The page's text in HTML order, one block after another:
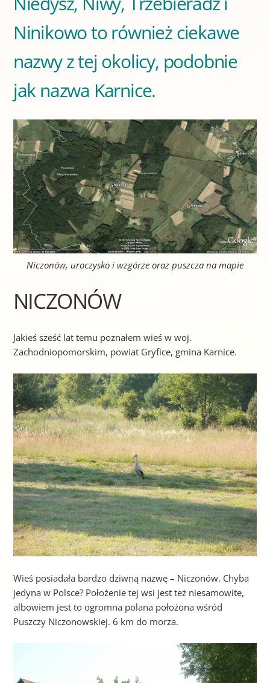
Ninikowo to również ciekawe
nazwy z tej okolicy, podobnie
jak nazwa Karnice.
Niczonów, uroczysko i wzgórze oraz puszcza na mapie
NICZONÓW
Jakieś sześć lat temu poznałem wieś w woj.
Zachodniopomorskim, powiat Gryfice, gmina Karnice.
Wieś posiadała bardzo dziwną nazwę – Niczonów. Chyba
jedyna w Polsce? Położenie tej wsi jest też niesamowite,
albowiem jest to ogromna polana położona wśród
Puszczy Niczonowskiej. 6 km do morza.